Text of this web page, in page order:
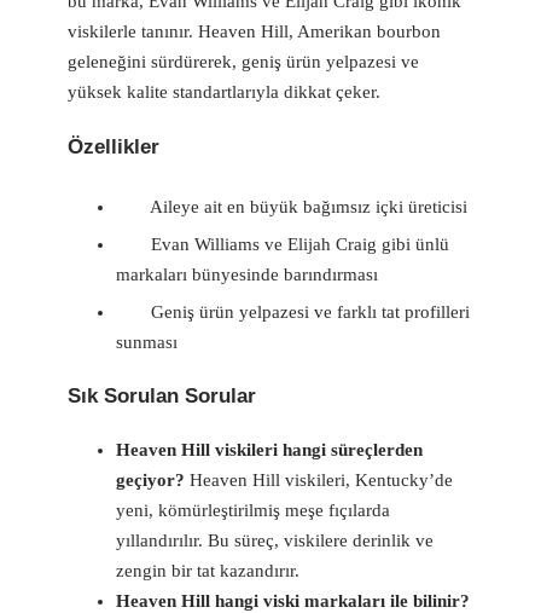
viskilerle tanınır. Heaven Hill, Amerikan bourbon
geleneğini sürdürerek, geniş ürün yelpazesi ve
yüksek kalite standartlarıyla dikkat çeker.
Özellikler
Aileye ait en büyük bağımsız içki üreticisi
Evan Williams ve Elijah Craig gibi ünlü
markaları bünyesinde barındırması
Geniş ürün yelpazesi ve farklı tat profilleri
sunması
Sık Sorulan Sorular
Heaven Hill viskileri hangi süreçlerden
geçiyor? Heaven Hill viskileri, Kentucky’de
yeni, kömürleştirilmiş meşe fıçılarda
yıllandırılır. Bu süreç, viskilere derinlik ve
zengin bir tat kazandırır.
Heaven Hill hangi viski markaları ile bilinir?